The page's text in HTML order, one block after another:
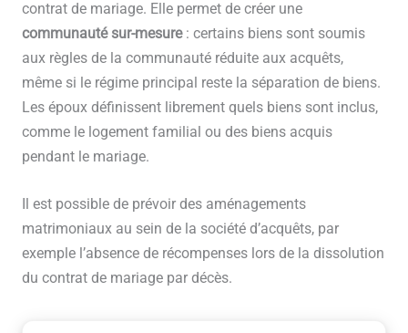
contrat de mariage. Elle permet de créer une
communauté sur-mesure: certains biens sont soumis
aux règles de la communauté réduite aux acquêts,
même si le régime principal reste la séparation de biens.
Les époux définissent librement quels biens sont inclus,
comme le logement familial ou des biens acquis
pendant le mariage.
Il est possible de prévoir des aménagements
matrimoniaux au sein de la société d’acquêts, par
exemple l’absence de récompenses lors de la dissolution
du contrat de mariage par décès.